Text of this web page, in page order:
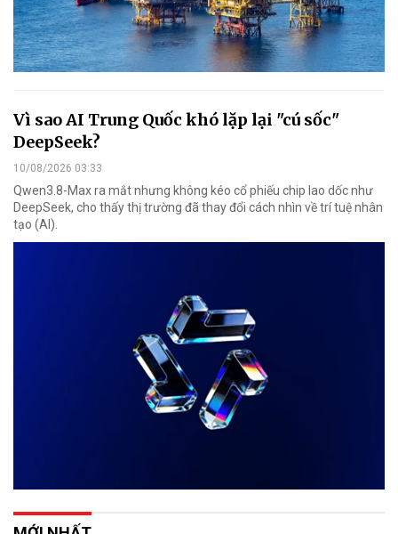
Vì sao AI Trung Quốc khó lặp lại "cú sốc"
DeepSeek?
10/08/2026 03:33
Qwen3.8-Max ra mắt nhưng không kéo cổ phiếu chip lao dốc như
DeepSeek, cho thấy thị trường đã thay đổi cách nhìn về trí tuệ nhân
tạo (AI).